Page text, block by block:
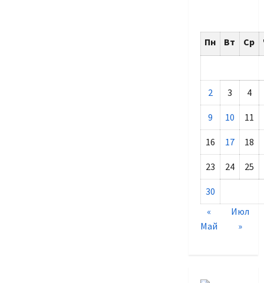
Пн Вт Ср
2 3 4
9 10 11
16 17 18
23 24 25
30
«
Май
Июл
»